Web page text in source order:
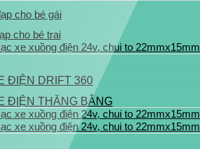
cho bé gái
cho bé trai
ĐIỆN DRIFT 360
ĐIỆN THĂNG BẰNG